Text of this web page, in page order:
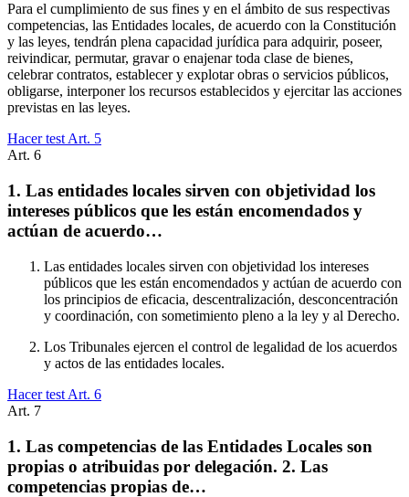
Para el cumplimiento de sus fines y en el ámbito de sus respectivas
competencias, las Entidades locales, de acuerdo con la Constitución
y las leyes, tendrán plena capacidad jurídica para adquirir, poseer,
reivindicar, permutar, gravar o enajenar toda clase de bienes,
celebrar contratos, establecer y explotar obras o servicios públicos,
obligarse, interponer los recursos establecidos y ejercitar las acciones
previstas en las leyes.
Hacer test Art. 5
Art. 6
1. Las entidades locales sirven con objetividad los
intereses públicos que les están encomendados y
actúan de acuerdo…
Las entidades locales sirven con objetividad los intereses
públicos que les están encomendados y actúan de acuerdo con
los principios de eficacia, descentralización, desconcentración
y coordinación, con sometimiento pleno a la ley y al Derecho.
Los Tribunales ejercen el control de legalidad de los acuerdos
y actos de las entidades locales.
Hacer test Art. 6
Art. 7
1. Las competencias de las Entidades Locales son
propias o atribuidas por delegación. 2. Las
competencias propias de…